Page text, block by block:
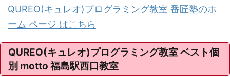
QUREO(キュレオ)プログラミング教室 番匠塾のホ
ーム ページ はこちら
QUREO(キュレオ)プログラミング教室 ベスト個
別 motto 福島駅西口教室